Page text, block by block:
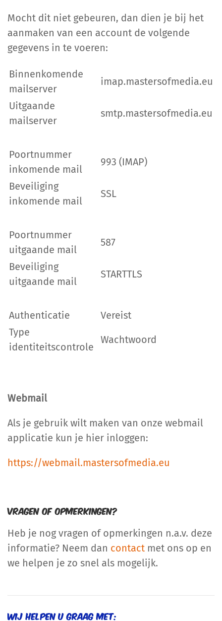
Mocht dit niet gebeuren, dan dien je bij het
aanmaken van een account de volgende
gegevens in te voeren:
Binnenkomende
mailserver
imap.mastersofmedia.eu
Uitgaande
mailserver
smtp.mastersofmedia.eu
Poortnummer
inkomende mail
993 (IMAP)
Beveiliging
inkomende mail
SSL
Poortnummer
uitgaande mail
587
Beveiliging
uitgaande mail
STARTTLS
Authenticatie
Vereist
Type
identiteitscontrole
Wachtwoord
Webmail
Als je gebruik wilt maken van onze webmail
applicatie kun je hier inloggen:
https://webmail.mastersofmedia.eu
Vragen of opmerkingen?
Heb je nog vragen of opmerkingen n.a.v. deze
informatie? Neem dan contact met ons op en
we helpen je zo snel als mogelijk.
Wij helpen u graag met: